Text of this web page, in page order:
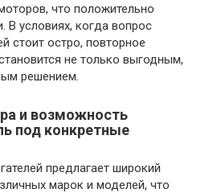
что положительно
В условиях, когда вопрос
стоит остро, повторное
не только выгодным,
решением.
и возможность
под конкретные
предлагает широкий
марок и моделей, что